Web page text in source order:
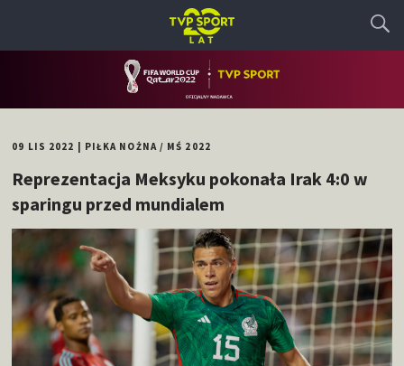
09 LIS 2022 PIŁKA NOŻNA/ MŚ 2022
Reprezentacja Meksyku pokonała Irak 4:0 w
sparingu przed mundialem